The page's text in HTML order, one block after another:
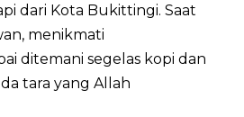
dari Kota Bukittingi. Saat
menikmati
ditemani segelas kopi dan
tara yang Allah